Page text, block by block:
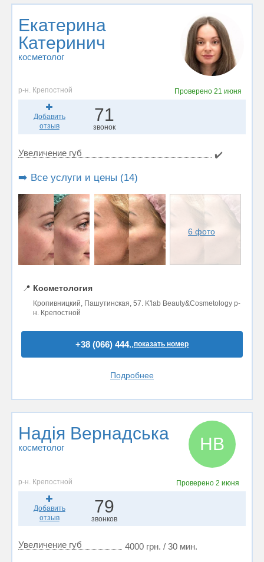
Екатерина
Катеринич
косметолог
р-н. Крепостной Проверено 21 июня
Добавить
отзыв
71
звонок
Увеличение губ ✔️
➡️ Все услуги и цены (14)
6 фото
📍 Косметология
Кропивницкий, Пашутинская, 57. K'lab Beauty&Cosmetology р-
н. Крепостной
+38 (066) 444..показать номер
Подробнее
Надія Вернадська
косметолог НВ
р-н. Крепостной Проверено2 июня
Добавить
отзыв
79
звонков
Увеличение губ 4000 грн. / 30 мин.